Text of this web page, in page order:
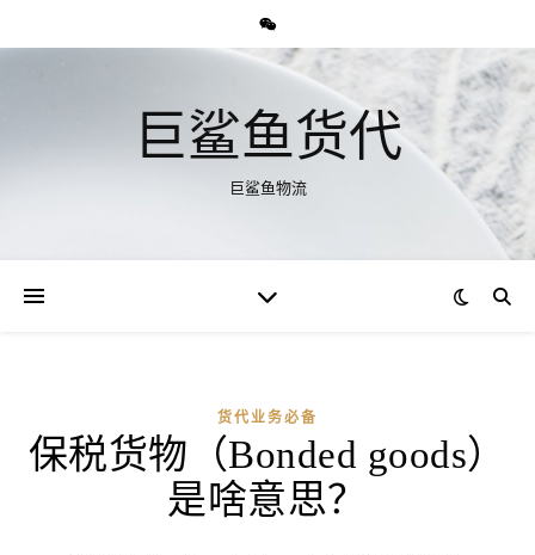
巨鲨鱼货代
巨鲨鱼物流
货代业务必备
保税货物（Bonded goods）
是啥意思？